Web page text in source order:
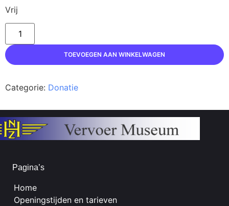
Vrij
TOEVOEGEN AAN WINKELWAGEN
Categorie: Donatie
Pagina’s
Home
Openingstijden en tarieven